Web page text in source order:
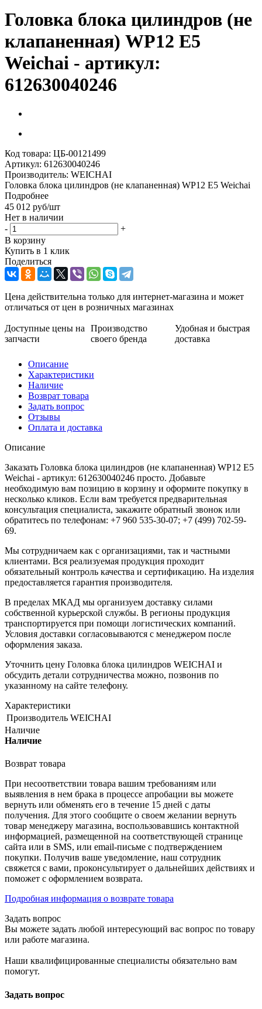
Головка блока цилиндров (не
клапаненная) WP12 E5
Weichai - артикул:
612630040246
Код товара: ЦБ-00121499
Артикул: 612630040246
Производитель: WEICHAI
Головка блока цилиндров (не клапаненная) WP12 E5 Weichai
Подробнее
45 012 руб/шт
Нет в наличии
-
+
В корзину
Купить в 1 клик
Поделиться
Цена действительна только для интернет-магазина и может
отличаться от цен в розничных магазинах
Доступные цены на
запчасти
Производство
своего бренда
Удобная и быстрая
доставка
Описание
Характеристики
Наличие
Возврат товара
Задать вопрос
Отзывы
Оплата и доставка
Описание
Заказать Головка блока цилиндров (не клапаненная) WP12 E5
Weichai - артикул: 612630040246 просто. Добавьте
необходимую вам позицию в корзину и оформите покупку в
несколько кликов. Если вам требуется предварительная
консультация специалиста, закажите обратный звонок или
обратитесь по телефонам: +7 960 535-30-07; +7 (499) 702-59-
69.
Мы сотрудничаем как с организациями, так и частными
клиентами. Вся реализуемая продукция проходит
обязательный контроль качества и сертификацию. На изделия
предоставляется гарантия производителя.
В пределах МКАД мы организуем доставку силами
собственной курьерской службы. В регионы продукция
транспортируется при помощи логистических компаний.
Условия доставки согласовываются с менеджером после
оформления заказа.
Уточнить цену Головка блока цилиндров WEICHAI и
обсудить детали сотрудничества можно, позвонив по
указанному на сайте телефону.
Характеристики
Производитель WEICHAI
Наличие
Наличие
Возврат товара
При несоответствии товара вашим требованиям или
выявления в нем брака в процессе апробации вы можете
вернуть или обменять его в течение 15 дней с даты
получения. Для этого сообщите о своем желании вернуть
товар менеджеру магазина, воспользовавшись контактной
информацией, размещенной на соответствующей странице
сайта или в SMS, или email-письме с подтверждением
покупки. Получив ваше уведомление, наш сотрудник
свяжется с вами, проконсультирует о дальнейших действиях и
поможет с оформлением возврата.
Подробная информация о возврате товара
Задать вопрос
Вы можете задать любой интересующий вас вопрос по товару
или работе магазина.
Наши квалифицированные специалисты обязательно вам
помогут.
Задать вопрос